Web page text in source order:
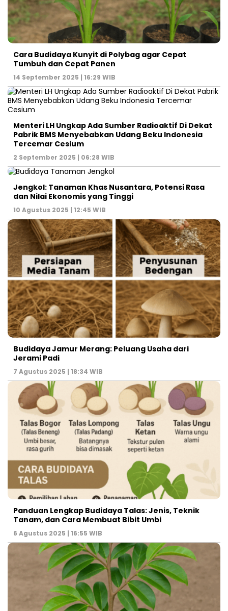
Cara Budidaya Kunyit di Polybag agar Cepat
Tumbuh dan Cepat Panen
14 September 2025 | 16:29 WIB
Menteri LH Ungkap Ada Sumber Radioaktif Di Dekat
Pabrik BMS Menyebabkan Udang Beku Indonesia
Tercemar Cesium
2 September 2025 | 06:28 WIB
Jengkol: Tanaman Khas Nusantara, Potensi Rasa
dan Nilai Ekonomis yang Tinggi
10 Agustus 2025 | 12:45 WIB
Budidaya Jamur Merang: Peluang Usaha dari
Jerami Padi
7 Agustus 2025 | 18:34 WIB
Panduan Lengkap Budidaya Talas: Jenis, Teknik
Tanam, dan Cara Membuat Bibit Umbi
6 Agustus 2025 | 16:55 WIB